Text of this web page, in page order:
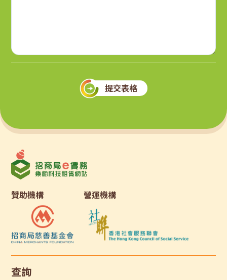
提交表格
贊助機構 營運機構
查詢